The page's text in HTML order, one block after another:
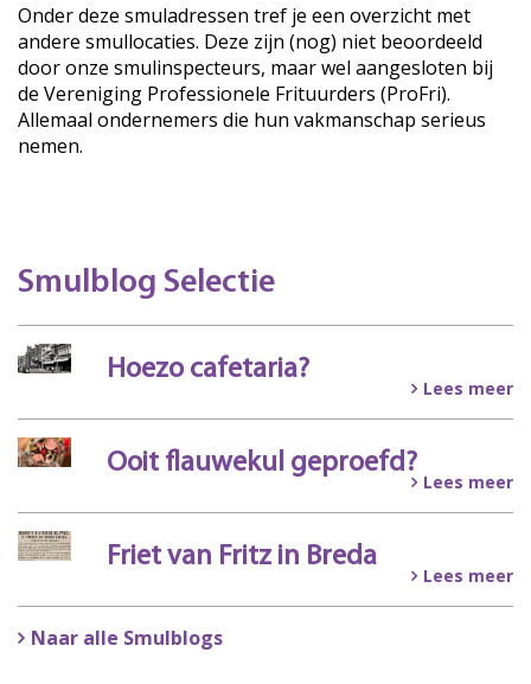
Onder deze smuladressen tref je een overzicht met
andere smullocaties. Deze zijn (nog) niet beoordeeld
door onze smulinspecteurs, maar wel aangesloten bij
de Vereniging Professionele Frituurders (ProFri).
Allemaal ondernemers die hun vakmanschap serieus
nemen.
Smulblog Selectie
Hoezo cafetaria?
Lees meer
Ooit flauwekul geproefd?
Lees meer
Friet van Fritz in Breda
Lees meer
Naar alle Smulblogs